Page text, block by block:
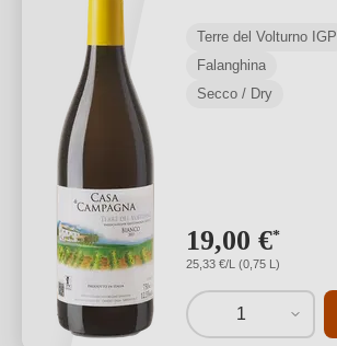
Terre del Volturno IGP
Falanghina
Secco / Dry
19,00 €*
25,33 €/L (0,75 L)
1